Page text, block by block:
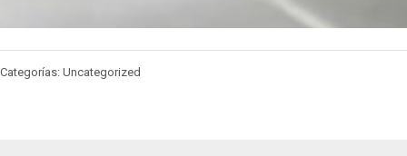
Categorías: Uncategorized